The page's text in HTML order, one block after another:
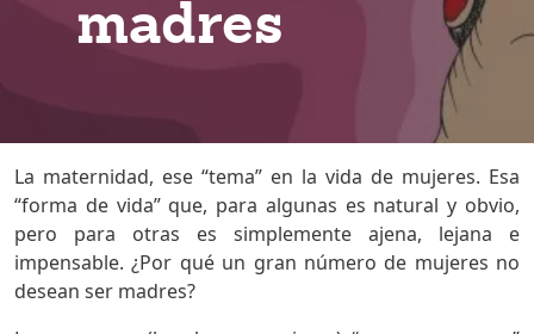
madres
La maternidad, ese “tema” en la vida de mujeres. Esa
“forma de vida” que, para algunas es natural y obvio,
pero para otras es simplemente ajena, lejana e
impensable. ¿Por qué un gran número de mujeres no
desean ser madres?